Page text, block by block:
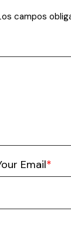
campos
Email